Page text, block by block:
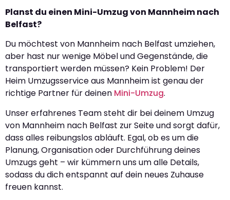
Planst du einen Mini-Umzug von Mannheim nach
Belfast?
Du möchtest von Mannheim nach Belfast umziehen,
aber hast nur wenige Möbel und Gegenstände, die
transportiert werden müssen? Kein Problem! Der
Heim Umzugsservice aus Mannheim ist genau der
richtige Partner für deinen Mini-Umzug.
Unser erfahrenes Team steht dir bei deinem Umzug
von Mannheim nach Belfast zur Seite und sorgt dafür,
dass alles reibungslos abläuft. Egal, ob es um die
Planung, Organisation oder Durchführung deines
Umzugs geht – wir kümmern uns um alle Details,
sodass du dich entspannt auf dein neues Zuhause
freuen kannst.